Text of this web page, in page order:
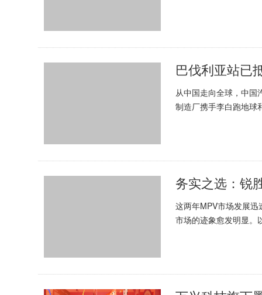
巴伐利亚站已
从中国走向全球，中国
制造厂携手李白跑地球
务实之选：锐
这两年MPV市场发展
市场的迹象愈发明显。